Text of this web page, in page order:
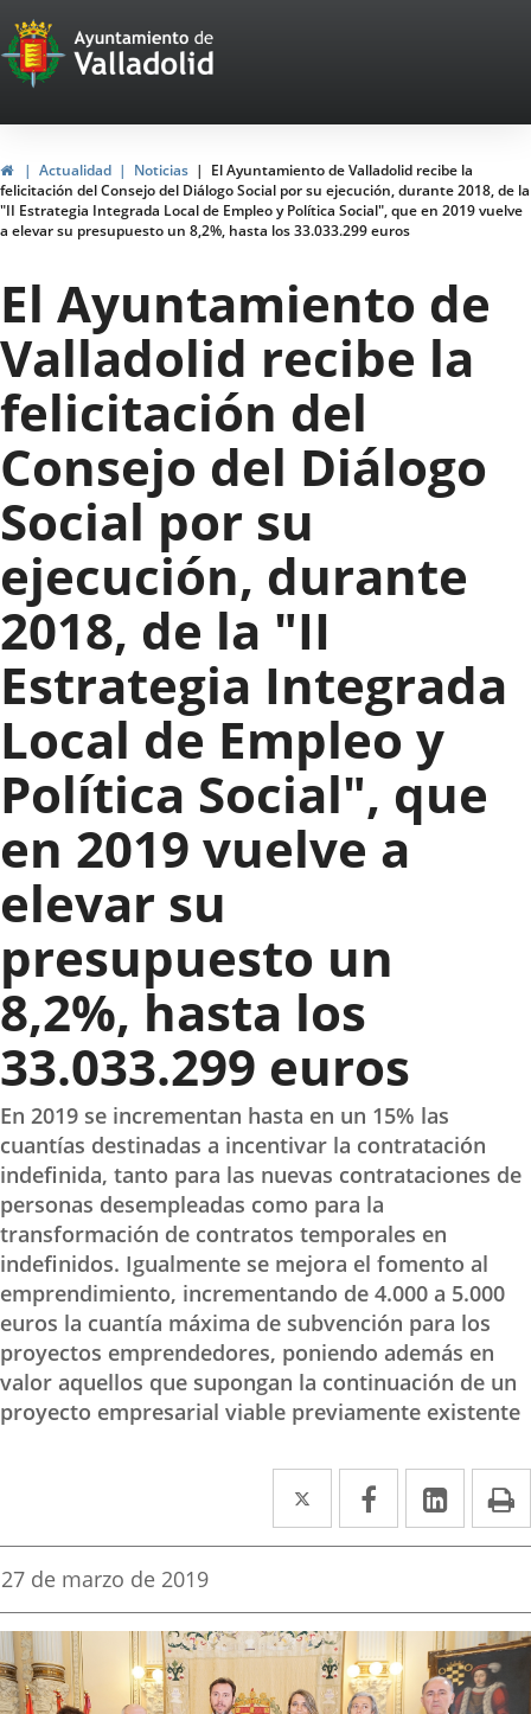
Portal
Web
del
Ayuntamiento
de
Valladolid
HomeActualidad Noticias
El Ayuntamiento de Valladolid recibe la
felicitación del Consejo del Diálogo Social por su ejecución, durante 2018, de la
"II Estrategia Integrada Local de Empleo y Política Social", que en 2019 vuelve
a elevar su presupuesto un 8,2%, hasta los 33.033.299 euros
El Ayuntamiento de
Valladolid recibe la
felicitación del
Consejo del Diálogo
Social por su
ejecución, durante
2018, de la "II
Estrategia Integrada
Local de Empleo y
Política Social", que
en 2019 vuelve a
elevar su
presupuesto un
8,2%, hasta los
33.033.299 euros
En 2019 se incrementan hasta en un 15% las
cuantías destinadas a incentivar la contratación
indefinida, tanto para las nuevas contrataciones de
personas desempleadas como para la
transformación de contratos temporales en
indefinidos. Igualmente se mejora el fomento al
emprendimiento, incrementando de 4.000 a 5.000
euros la cuantía máxima de subvención para los
proyectos emprendedores, poniendo además en
valor aquellos que supongan la continuación de un
proyecto empresarial viable previamente existente
Twitter
Enlace
a
aplicación
externa.
Facebook
Enlace
a
aplicación
externa.
Enlace
a
Fecha
la
noticia
27 de marzo de 2019